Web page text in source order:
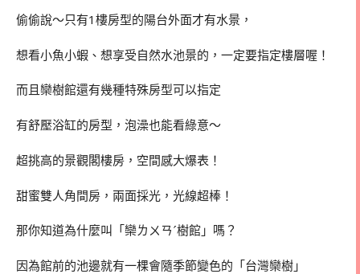
偷偷說～只有1樓房型的陽台外面才有水景，
想看小魚小蝦、想享受自然水池景的，一定要指定樓層喔！
而且欒樹館還有幾種特殊房型可以指定
有舒壓浴缸的房型，泡澡也能看綠意～
超挑高的景觀閣樓房，空間感大爆表！
甜蜜雙人角間房，兩面採光，光線超棒！
那你知道為什麼叫「欒ㄌㄨㄢˊ樹館」嗎？
因為館前的池邊就有一棵會隨季節變色的「台灣欒樹」